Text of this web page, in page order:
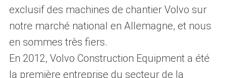
exclusif des machines de chantier Volvo sur
notre marché national en Allemagne, et nous
en sommes très fiers.
En 2012, Volvo Construction Equipment a été
la première entreprise du secteur de la